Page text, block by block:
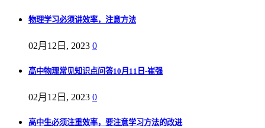
物理学习必须讲效率，注意方法
02月12日, 2023 0
高中物理常见知识点问答10月11日-崔强
02月12日, 2023 0
高中生必须注重效率，要注意学习方法的改进